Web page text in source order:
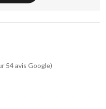
54 avis Google)